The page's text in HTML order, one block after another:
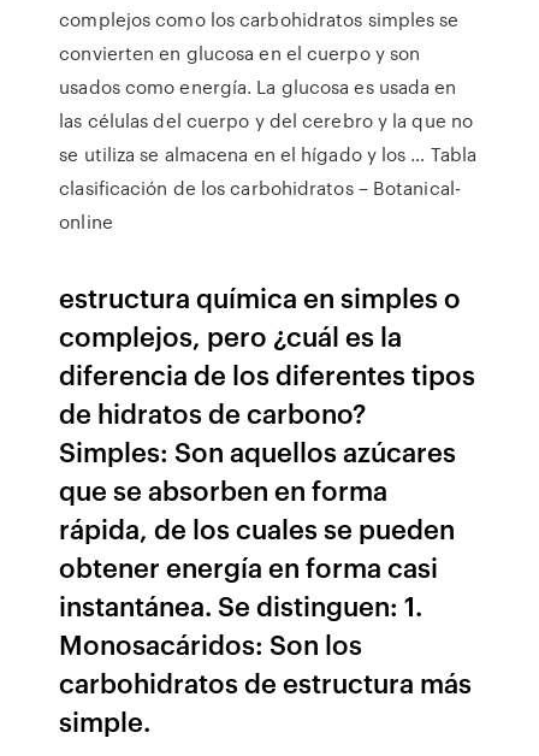
complejos como los carbohidratos simples se
convierten en glucosa en el cuerpo y son
usados como energía. La glucosa es usada en
las células del cuerpo y del cerebro y la que no
se utiliza se almacena en el hígado y los … Tabla
clasificación de los carbohidratos – Botanical-
online
estructura química en simples o
complejos, pero ¿cuál es la
diferencia de los diferentes tipos
de hidratos de carbono?
Simples: Son aquellos azúcares
que se absorben en forma
rápida, de los cuales se pueden
obtener energía en forma casi
instantánea. Se distinguen: 1.
Monosacáridos: Son los
carbohidratos de estructura más
simple.